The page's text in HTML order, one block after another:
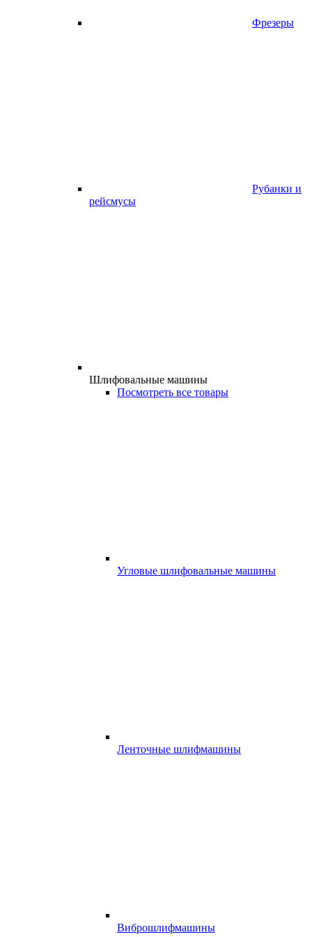
Фрезеры
Рубанки и
рейсмусы
Шлифовальные машины
Посмотреть все товары
Угловые шлифовальные машины
Ленточные шлифмашины
Виброшлифмашины